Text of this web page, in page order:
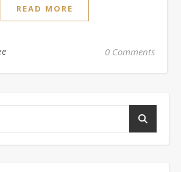
READ MORE
0 Comments